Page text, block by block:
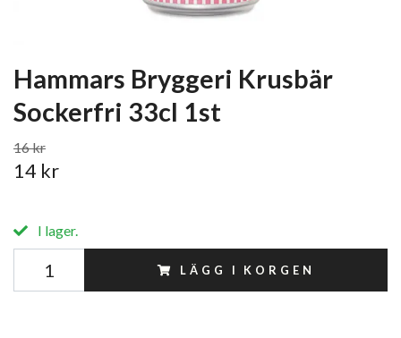
Hammars Bryggeri Krusbär
Sockerfri 33cl 1st
16 kr
14 kr
I lager.
LÄGG I KORGEN